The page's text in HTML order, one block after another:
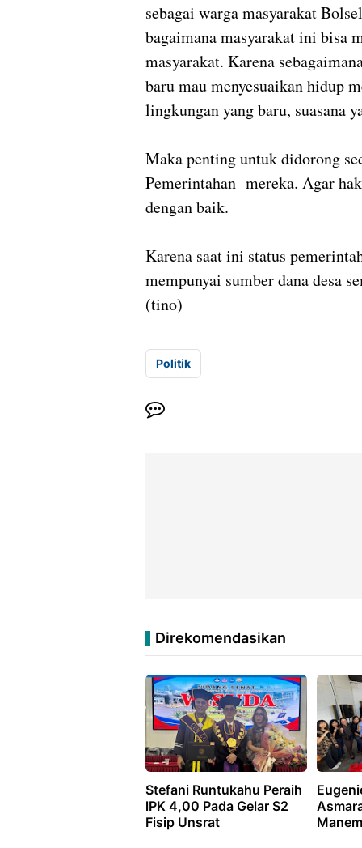
sebagai warga masyarakat
bagaimana masyarakat ini bisa
masyarakat. Karena
baru mau menyesuaikan hidup
lingkungan yang baru, suasana
Maka penting untuk didorong
Pemerintahan mereka. Agar
dengan baik.
Karena saat ini status
mempunyai sumber dana desa
(tino)
Politik
Direkomendasikan
Stefani Runtukahu Peraih
lPK 4,00 Pada Gelar S2
Fisip Unsrat